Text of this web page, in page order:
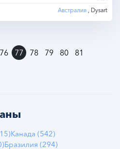
Австралия , Dysart
76 77 78 79 80 81
Канада (542)
Бразилия (294)